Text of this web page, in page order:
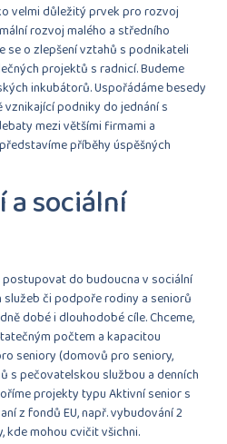
velmi důležitý prvek pro rozvoj
rozvoj malého a středního
se o zlepšení vztahů s podnikateli
projektů s radnicí. Budeme
inkubátorů. Uspořádáme besedy
podniky do jednání s
mezi většími firmami a
příběhy úspěšných
sociální
postupovat do budoucna v sociální
či podpoře rodiny a seniorů
dobé i dlouhodobé cíle. Chceme,
počtem a kapacitou
seniory (domovů pro seniory,
s pečovatelskou službou a denních
projekty typu Aktivní senior s
z fondů EU, např. vybudování 2
mohou cvičit všichni.